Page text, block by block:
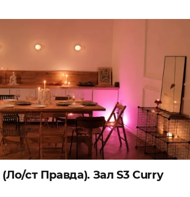
(Ло/ст Правда). Зал S3 Curry